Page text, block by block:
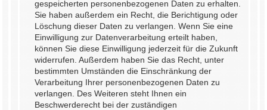
gespeicherten personenbezogenen Daten zu erhalten.
Sie haben außerdem ein Recht, die Berichtigung oder
Löschung dieser Daten zu verlangen. Wenn Sie eine
Einwilligung zur Datenverarbeitung erteilt haben,
können Sie diese Einwilligung jederzeit für die Zukunft
widerrufen. Außerdem haben Sie das Recht, unter
bestimmten Umständen die Einschränkung der
Verarbeitung Ihrer personenbezogenen Daten zu
verlangen. Des Weiteren steht Ihnen ein
Beschwerderecht bei der zuständigen